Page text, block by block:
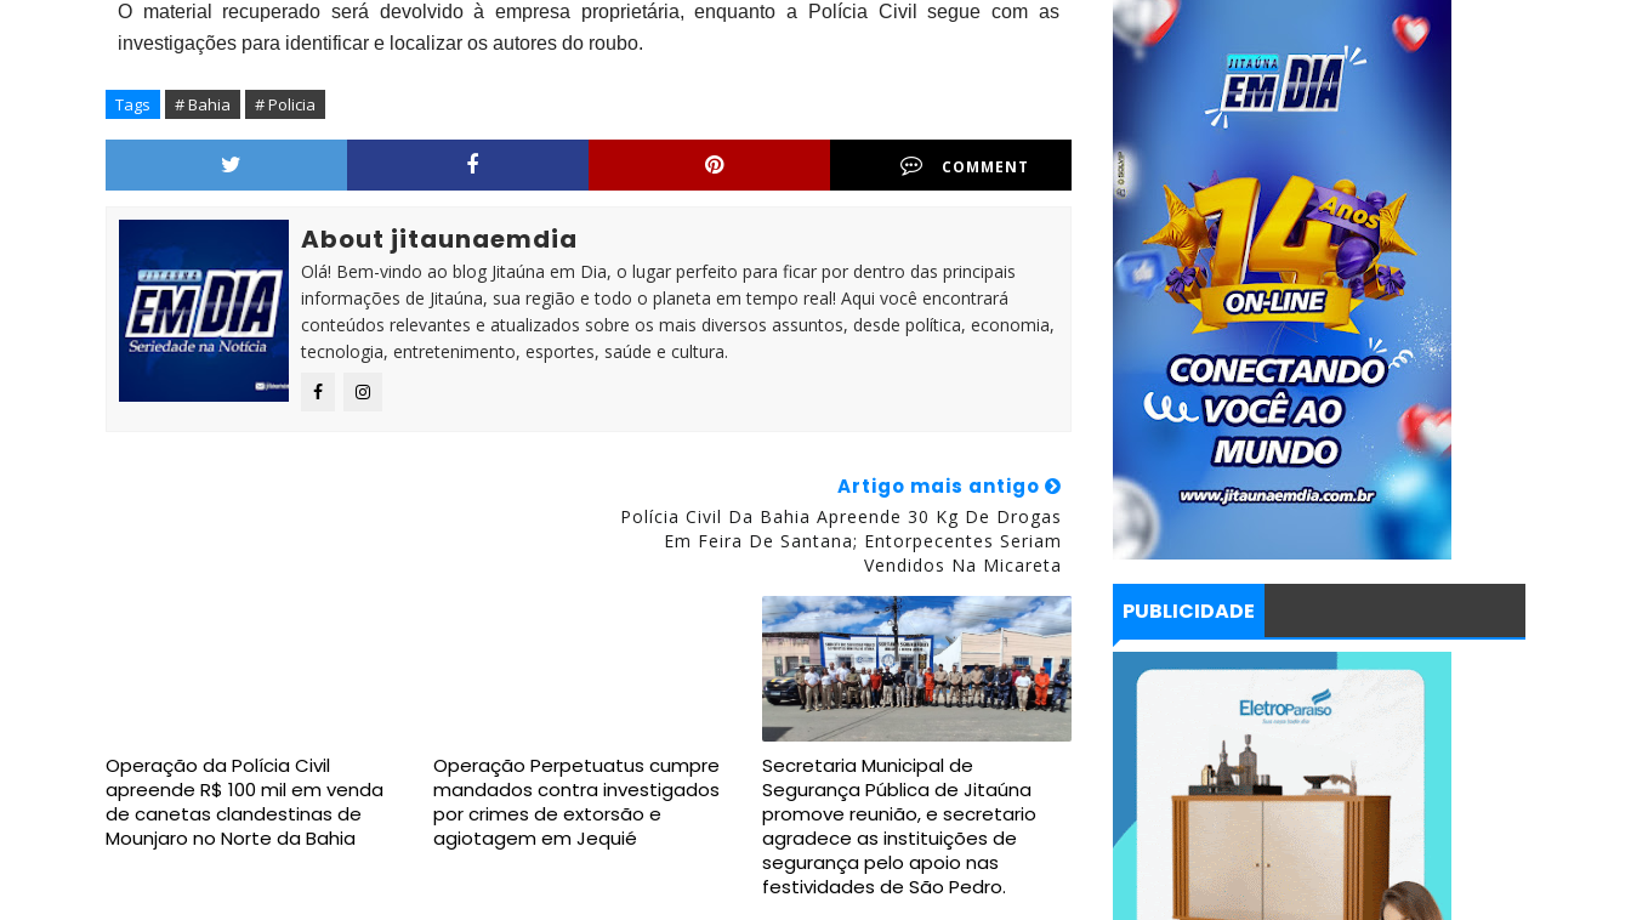
O material recuperado será devolvido à empresa proprietária, enquanto a Polícia Civil segue com as
investigações para identificar e localizar os autores do roubo.
Tags # Bahia # Policia
COMMENT
About jitaunaemdia
Olá! Bem-vindo ao blog Jitaúna em Dia, o lugar perfeito para ficar por dentro das principais
informações de Jitaúna, sua região e todo o planeta em tempo real! Aqui você encontrará
conteúdos relevantes e atualizados sobre os mais diversos assuntos, desde política, economia,
tecnologia, entretenimento, esportes, saúde e cultura.
Artigo mais antigo
Polícia Civil Da Bahia Apreende 30 Kg De Drogas
Em Feira De Santana; Entorpecentes Seriam
Vendidos Na Micareta
Operação da Polícia Civil
apreende R$ 100 mil em venda
de canetas clandestinas de
Mounjaro no Norte da Bahia
Operação Perpetuatus cumpre
mandados contra investigados
por crimes de extorsão e
agiotagem em Jequié
Secretaria Municipal de
Segurança Pública de Jitaúna
promove reunião, e secretario
agradece as instituições de
segurança pelo apoio nas
festividades de São Pedro.
PUBLICIDADE